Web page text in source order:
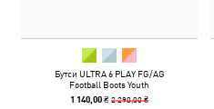
Бутси ULTRA 6 PLAY FG/AG
Football Boots Youth
1 140,00 ₴2 290,00 ₴